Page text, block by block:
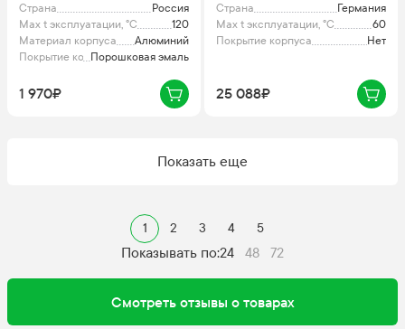
Страна
Россия
Max t эксплуатации, °C
120
Материал корпуса
Алюминий
Покрытие корпусаПорошковая эмаль
1 970₽
Страна
Германия
Max t эксплуатации, °C
60
Покрытие корпуса
Нет
25 088₽
Показать еще
1 2 3 4 5
Показывать по:24 48 72
Смотреть отзывы о товарах